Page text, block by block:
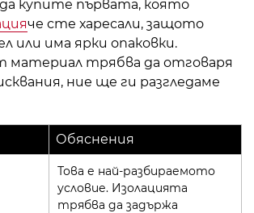
купите първата, която
че сте харесали, защото
или има ярки опаковки.
материал трябва да отговаря
ние ще ги разгледаме
Обяснения
Това е най-разбираемото
условие. Изолацията
трябва да задържа